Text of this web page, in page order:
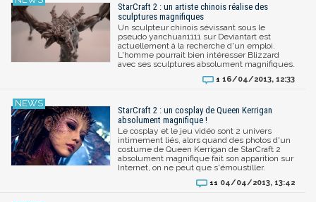
StarCraft 2 : un artiste chinois réalise des
sculptures magnifiques
Un sculpteur chinois sévissant sous le
pseudo yanchuan1111 sur Deviantart est
actuellement à la recherche d'un emploi.
L'homme pourrait bien intéresser Blizzard
avec ses sculptures absolument magnifiques.
1 16/04/2013, 12:33
StarCraft 2 : un cosplay de Queen Kerrigan
absolument magnifique !
Le cosplay et le jeu vidéo sont 2 univers
intimement liés, alors quand des photos d'un
costume de Queen Kerrigan de StarCraft 2
absolument magnifique fait son apparition sur
Internet, on ne peut que s'émoustiller.
11 04/04/2013, 13:42